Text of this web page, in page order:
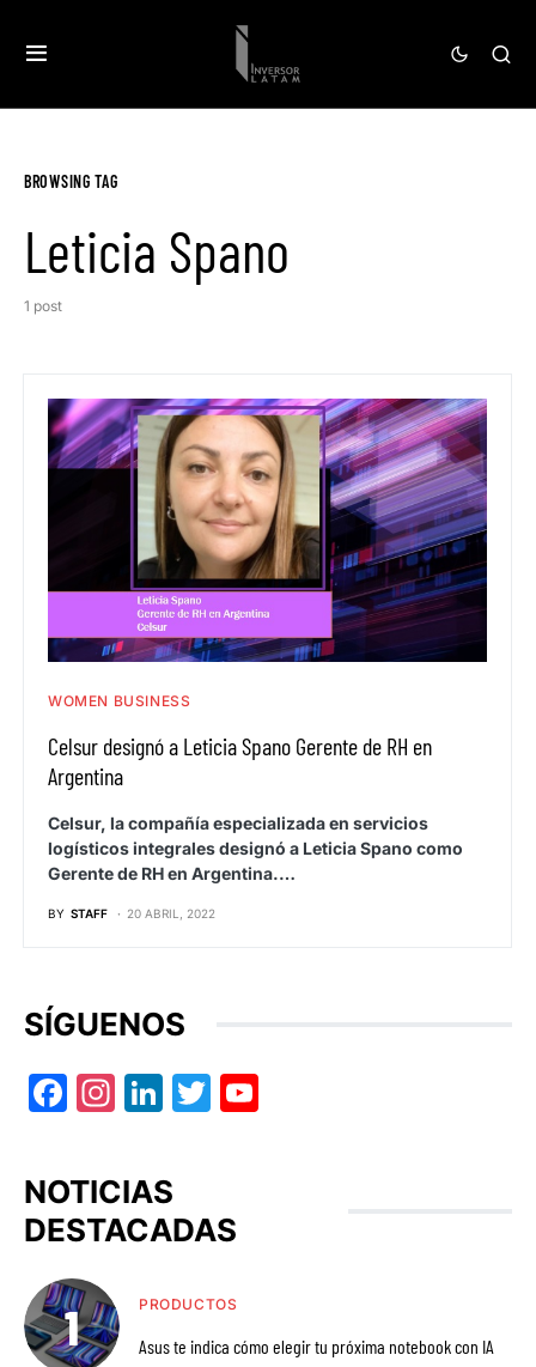
BROWSING TAG
Leticia Spano
1 post
WOMEN BUSINESS
Celsur designó a Leticia Spano Gerente de RH en
Argentina
Celsur, la compañía especializada en servicios
logísticos integrales designó a Leticia Spano como
Gerente de RH en Argentina.…
BY STAFF 20 ABRIL, 2022
SÍGUENOS
Facebook
Instagram
LinkedIn
Twitter
NOTICIAS
DESTACADAS
PRODUCTOS
Asus te indica cómo elegir tu próxima notebook con IA